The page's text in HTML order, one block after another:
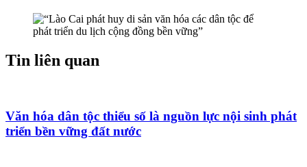
Tin liên quan
Văn hóa dân tộc thiểu số là nguồn lực nội sinh phát
triển bền vững đất nước